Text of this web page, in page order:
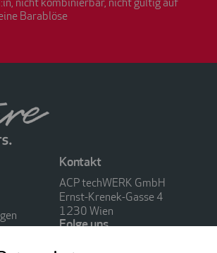
nicht kombinierbar, nicht gültig auf
Barablöse
Kontakt
ACP techWERK GmbH
Ernst-Krenek-Gasse 4
1230 Wien
Folge uns